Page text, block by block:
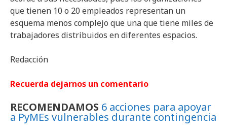
que tienen 10 o 20 empleados representan un
esquema menos complejo que una que tiene miles de
trabajadores distribuidos en diferentes espacios.
Redacción
Recuerda dejarnos un comentario
RECOMENDAMOS 6 acciones para apoyar
a PyMEs vulnerables durante contingencia